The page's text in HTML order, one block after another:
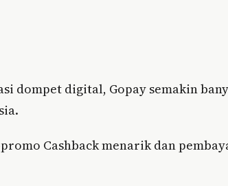
dompet digital, Gopay semakin
Cashback menarik dan